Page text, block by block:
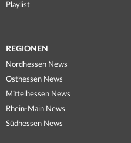
Playlist
REGIONEN
Nordhessen News
Osthessen News
Mittelhessen News
Rhein-Main News
Südhessen News